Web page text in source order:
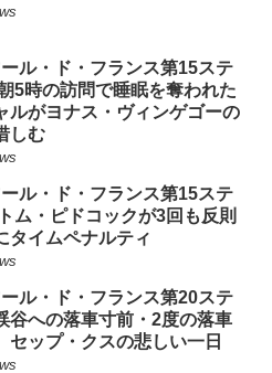
ル・ド・フランス第15ステ
5時の訪問で睡眠を奪われた
ルがヨナス・ヴィンゲゴーの
しむ
ル・ド・フランス第15ステ
・ピドコックが3回も反則
タイムペナルティ
ル・ド・フランス第20ステ
への落車寸前・2度の落車
ップ・クスの悲しい一日